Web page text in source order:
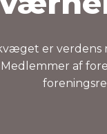
er verdens
Medlemmer af